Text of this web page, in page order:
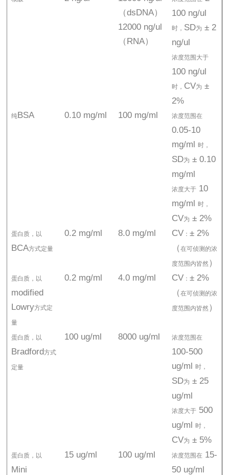
（dsDNA）
12000 ng/ul
（RNA）
100 ng/ul
时， SD为 ± 2
ng/ul
浓度范围大于
100 ng/ul
时， CV为 ±
2%
纯BSA 0.10 mg/ml 100 mg/ml 浓度范围在
0.05-10
mg/ml 时，
SD为 ± 0.10
mg/ml
浓度大于10
mg/ml 时，
CV为 ± 2%
蛋白质，以
BCA方式定量
0.2 mg/ml 8.0 mg/ml CV： ± 2%
（ 在可侦测的浓
度范围内皆然）
蛋白质，以
modified
Lowry方式定
量
0.2 mg/ml 4.0 mg/ml CV： ± 2%
（ 在可侦测的浓
度范围内皆然）
蛋白质，以
Bradford方式
定量
100 ug/ml 8000 ug/ml 浓度范围在
100-500
ug/ml 时，
SD为 ± 25
ug/ml
浓度大于500
ug/ml 时，
CV为 ± 5%
蛋白质，以
Mini
15 ug/ml 100 ug/ml 浓度范围在15-
50 ug/ml